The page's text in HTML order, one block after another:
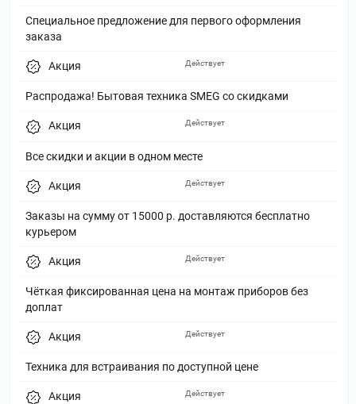
Специальное предложение для первого оформления
заказа
Акция
Распродажа! Бытовая техника SMEG со скидками
Действует
Акция
Все скидки и акции в одном месте
Действует
Акция
Заказы на сумму от 15000 р. доставляются бесплатно
курьером
Действует
Акция
Чёткая фиксированная цена на монтаж приборов без
доплат
Действует
Акция
Техника для встраивания по доступной цене
Действует
Акция Действует